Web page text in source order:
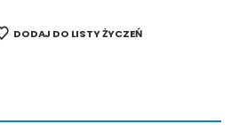
DODAJ DO LISTY ŻYCZEŃ